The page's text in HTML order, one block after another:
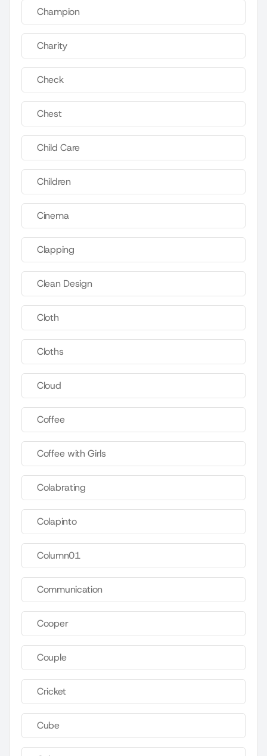
Champion
Charity
Check
Chest
Child Care
Children
Cinema
Clapping
Clean Design
Cloth
Cloths
Cloud
Coffee
Coffee with Girls
Colabrating
Colapinto
Column01
Communication
Cooper
Couple
Cricket
Cube